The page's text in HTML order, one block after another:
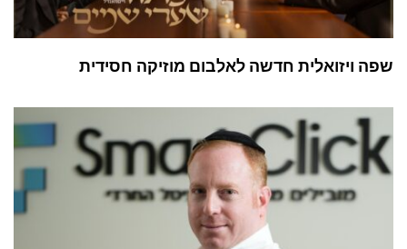
חדשה לאלבום מוזיקה חסידית